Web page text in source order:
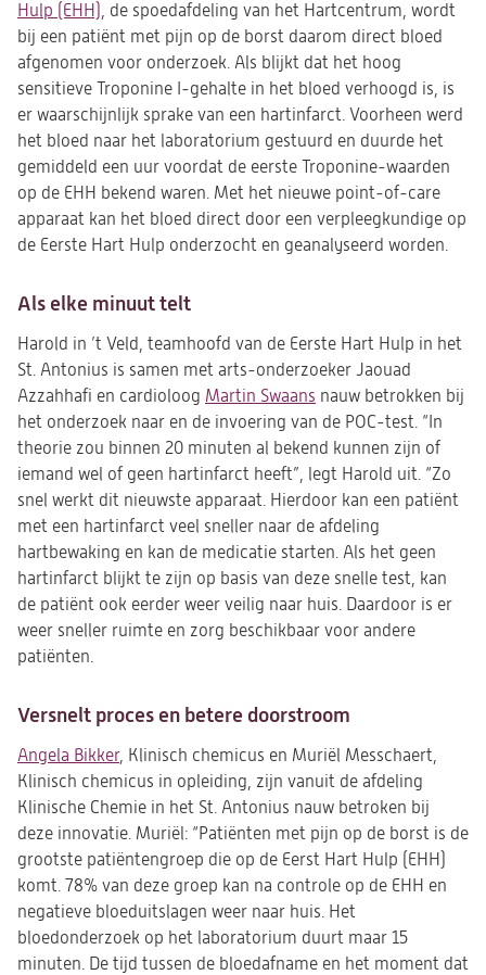
Hulp (EHH), de spoedafdeling van het Hartcentrum, wordt
bij een patiënt met pijn op de borst daarom direct bloed
afgenomen voor onderzoek. Als blijkt dat het hoog
sensitieve Troponine I-gehalte in het bloed verhoogd is, is
er waarschijnlijk sprake van een hartinfarct. Voorheen werd
het bloed naar het laboratorium gestuurd en duurde het
gemiddeld een uur voordat de eerste Troponine-waarden
op de EHH bekend waren. Met het nieuwe point-of-care
apparaat kan het bloed direct door een verpleegkundige op
de Eerste Hart Hulp onderzocht en geanalyseerd worden.
Als elke minuut telt
Harold in ’t Veld, teamhoofd van de Eerste Hart Hulp in het
St. Antonius is samen met arts-onderzoeker Jaouad
Azzahhafi en cardioloog Martin Swaans nauw betrokken bij
het onderzoek naar en de invoering van de POC-test. “In
theorie zou binnen 20 minuten al bekend kunnen zijn of
iemand wel of geen hartinfarct heeft”, legt Harold uit. “Zo
snel werkt dit nieuwste apparaat. Hierdoor kan een patiënt
met een hartinfarct veel sneller naar de afdeling
hartbewaking en kan de medicatie starten. Als het geen
hartinfarct blijkt te zijn op basis van deze snelle test, kan
de patiënt ook eerder weer veilig naar huis. Daardoor is er
weer sneller ruimte en zorg beschikbaar voor andere
patiënten.
Versnelt proces en betere doorstroom
Angela Bikker, Klinisch chemicus en Muriël Messchaert,
Klinisch chemicus in opleiding, zijn vanuit de afdeling
Klinische Chemie in het St. Antonius nauw betroken bij
deze innovatie. Muriël: “Patiënten met pijn op de borst is de
grootste patiëntengroep die op de Eerst Hart Hulp (EHH)
komt. 78% van deze groep kan na controle op de EHH en
negatieve bloeduitslagen weer naar huis. Het
bloedonderzoek op het laboratorium duurt maar 15
minuten. De tijd tussen de bloedafname en het moment dat